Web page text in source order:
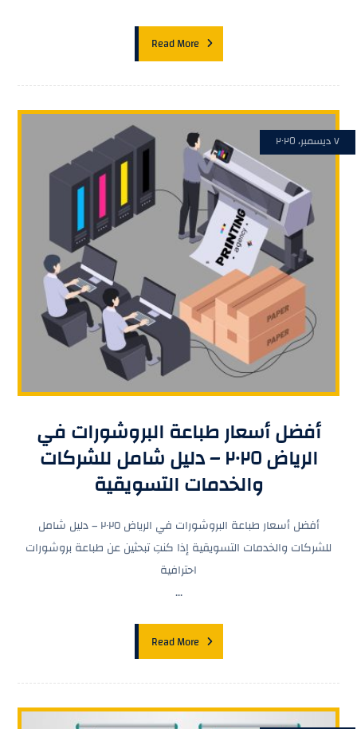
Read More
أفضل أسعار طباعة البروشورات في
الرياض ٢٠٢٥ – دليل شامل للشركات
والخدمات التسويقية
٧ ديسمبر، ٢٠٢٥
أفضل أسعار طباعة البروشورات في الرياض ٢٠٢٥ – دليل شامل
للشركات والخدمات التسويقية إذا كنتِ تبحثين عن طباعة بروشورات
احترافية
...
Read More